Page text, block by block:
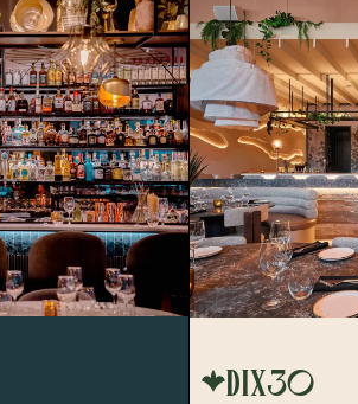
DIX30